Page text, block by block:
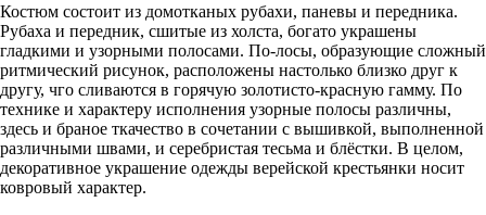
Костюм состоит из домотканых рубахи, паневы и передника.
Рубаха и передник, сшитые из холста, богато украшены
гладкими и узорными полосами. По-лосы, образующие сложный
ритмический рисунок, расположены настолько близко друг к
другу, чго сливаются в горячую золотисто-красную гамму. По
технике и характеру исполнения узорные полосы различны,
здесь и браное ткачество в сочетании c вышивкой, выполненной
различными швами, и серебристая тесьма и блёстки. В целом,
декоративное украшение одежды верейской крестьянки носит
ковровый характер.